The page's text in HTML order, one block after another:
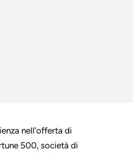
nell'offerta di
500, società di